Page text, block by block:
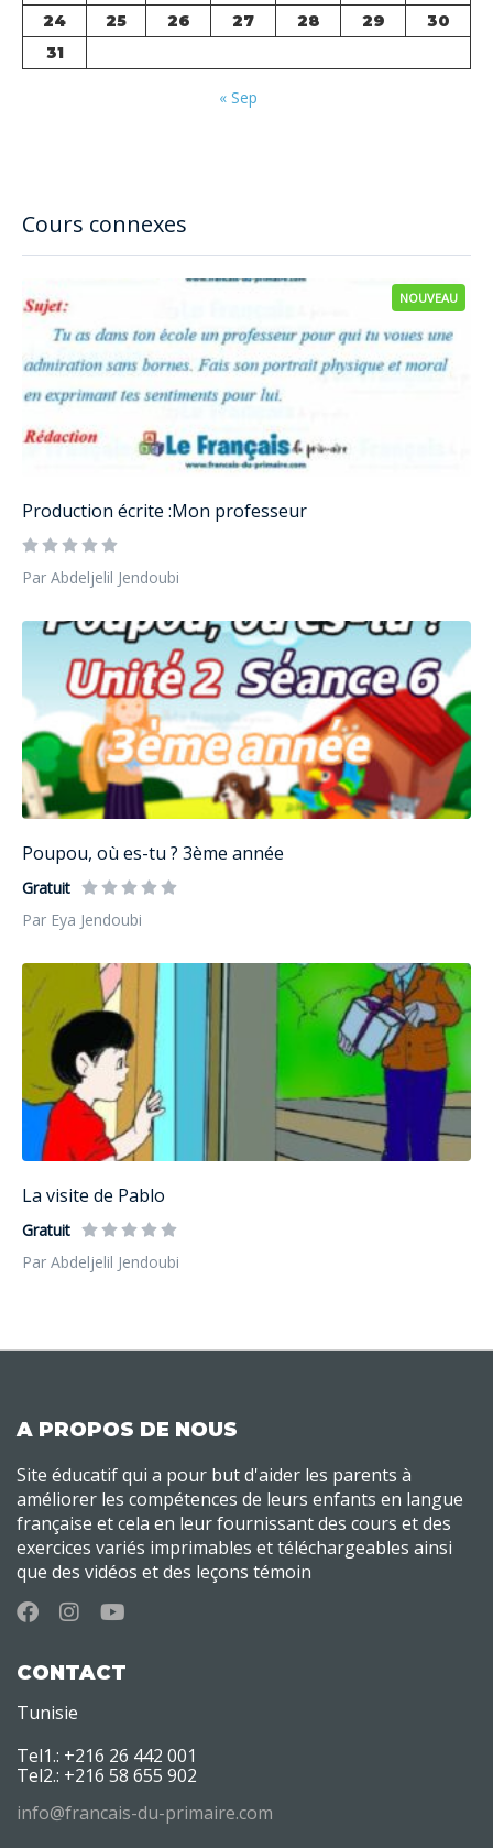
Cours connexes
NOUVEAU
Production écrite :Mon professeur
Par Abdeljelil Jendoubi
Poupou, où es-tu ? 3ème année
Gratuit
Par Eya Jendoubi
La visite de Pablo
Gratuit
Par Abdeljelil Jendoubi
24
25 26 27 28 29
30
31
« Sep
A PROPOS DE NOUS
Site éducatif qui a pour but d'aider les parents à
améliorer les compétences de leurs enfants en langue
française et cela en leur fournissant des cours et des
exercices variés imprimables et téléchargeables ainsi
que des vidéos et des leçons témoin
CONTACT
Tunisie
Tel1.: +216 26 442 001
Tel2.: +216 58 655 902
info@francais-du-primaire.com